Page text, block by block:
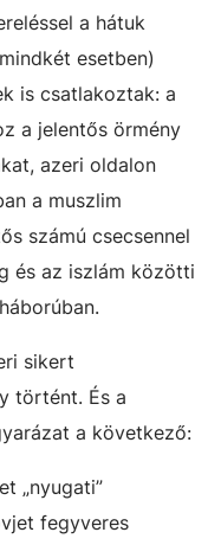
a hátuk
esetben)
is csatlakoztak: a
a jelentős örmény
azeri oldalon
a muszlim
számú csecsennel
és az iszlám közötti
sikert
történt. És a
a következő:
„nyugati”
fegyveres